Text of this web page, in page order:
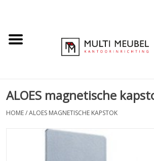
ALOES magnetische
HOME/ALOES MAGNETISCHE KAPSTOK